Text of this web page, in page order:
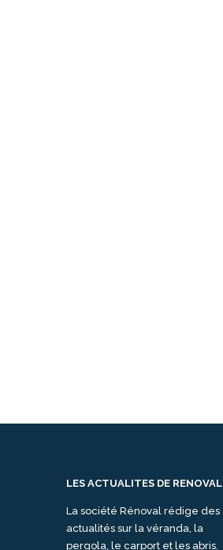
LES ACTUALITES DE RENOVAL
La société Rénoval rédige des
actualités sur la véranda, la
pergola, le carport et les abris.